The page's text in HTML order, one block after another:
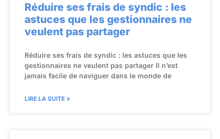
Réduire ses frais de syndic : les
astuces que les gestionnaires ne
veulent pas partager
Réduire ses frais de syndic : les astuces que les
gestionnaires ne veulent pas partager Il n’est
jamais facile de naviguer dans le monde de
LIRE LA SUITE »